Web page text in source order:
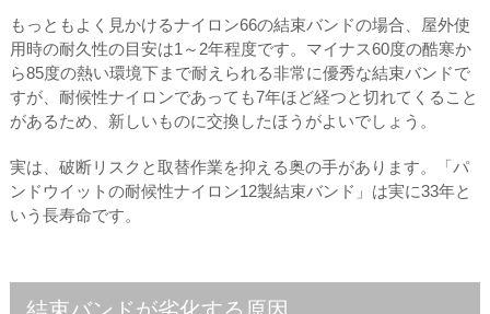
もっともよく見かけるナイロン66の結束バンドの場合、屋外使
用時の耐久性の目安は1～2年程度です。マイナス60度の酷寒か
ら85度の熱い環境下まで耐えられる非常に優秀な結束バンドで
すが、耐候性ナイロンであっても7年ほど経つと切れてくること
があるため、新しいものに交換したほうがよいでしょう。
実は、破断リスクと取替作業を抑える奥の手があります。「パ
ンドウイットの耐候性ナイロン12製結束バンド」は実に33年と
いう長寿命です。